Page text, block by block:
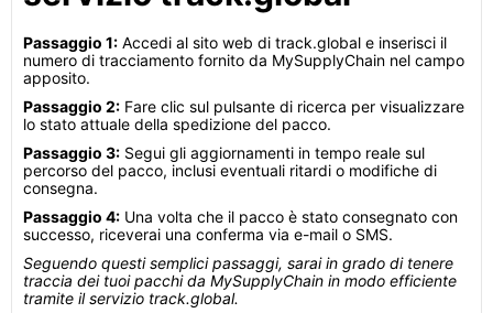
Passaggio 1: Accedi al sito web di track.global e inserisci il
numero di tracciamento fornito da MySupplyChain nel campo
apposito.
Passaggio 2: Fare clic sul pulsante di ricerca per visualizzare
lo stato attuale della spedizione del pacco.
Passaggio 3: Segui gli aggiornamenti in tempo reale sul
percorso del pacco, inclusi eventuali ritardi o modifiche di
consegna.
Passaggio 4: Una volta che il pacco è stato consegnato con
successo, riceverai una conferma via e-mail o SMS.
Seguendo questi semplici passaggi, sarai in grado di tenere
traccia dei tuoi pacchi da MySupplyChain in modo efficiente
tramite il servizio track.global.